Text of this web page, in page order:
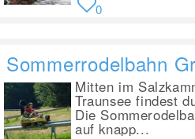
0
Sommerrodelbahn
Mitten im
Traunsee findest
Die
auf knapp...